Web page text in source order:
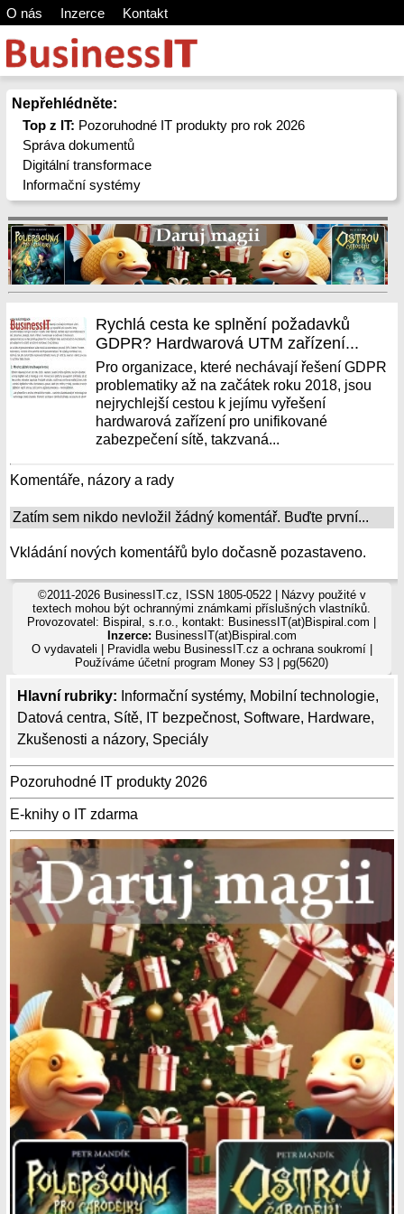
O nás Inzerce Kontakt
Nepřehlédněte:
Top z IT: Pozoruhodné IT produkty pro rok 2026
Správa dokumentů
Digitální transformace
Informační systémy
Hlavní rubriky: Informační systémy, Mobilní technologie,
Datová centra, Sítě, IT bezpečnost, Software, Hardware,
Zkušenosti a názory, Speciály
Pozoruhodné IT produkty 2026
E-knihy o IT zdarma
Rychlá cesta ke splnění požadavků
GDPR? Hardwarová UTM zařízení...
Pro organizace, které nechávají řešení GDPR
problematiky až na začátek roku 2018, jsou
nejrychlejší cestou k jejímu vyřešení
hardwarová zařízení pro unifikované
zabezpečení sítě, takzvaná...
Komentáře, názory a rady
Zatím sem nikdo nevložil žádný komentář. Buďte první...
Vkládání nových komentářů bylo dočasně pozastaveno.
©2011-2026 BusinessIT.cz, ISSN 1805-0522 | Názvy použité v
textech mohou být ochrannými známkami příslušných vlastníků.
Provozovatel: Bispiral, s.r.o., kontakt: BusinessIT(at)Bispiral.com |
Inzerce: BusinessIT(at)Bispiral.com
O vydavateli
Pravidla webu BusinessIT.cz a ochrana soukromí|
Používámeúčetní program Money S3 | pg(5620)